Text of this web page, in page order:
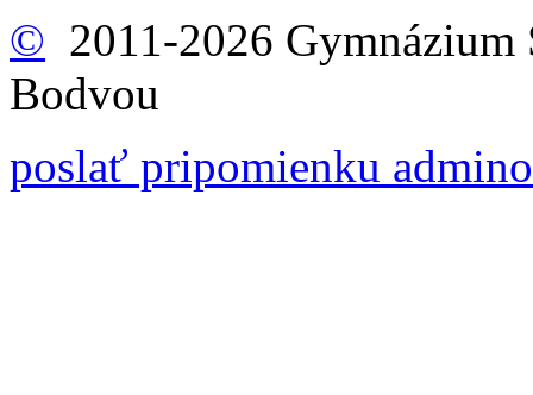
© 2011-2026 Gymnázium
Bodvou
poslať pripomienku